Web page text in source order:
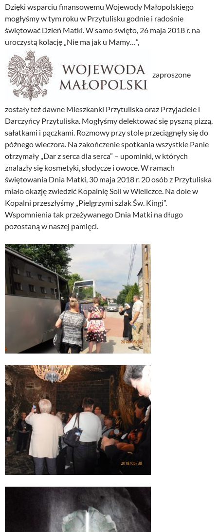
Dzięki wsparciu finansowemu Wojewody Małopolskiego
mogłyśmy w tym roku w Przytulisku godnie i radośnie
świętować Dzień Matki. W samo święto, 26 maja 2018 r. na
uroczystą kolację „Nie ma jak u Mamy…”,
zaproszone
zostały też dawne Mieszkanki Przytuliska oraz Przyjaciele i
Darczyńcy Przytuliska. Mogłyśmy delektować się pyszną pizzą,
sałatkami i pączkami. Rozmowy przy stole przeciągnęły się do
późnego wieczora. Na zakończenie spotkania wszystkie Panie
otrzymały „Dar z serca dla serca” – upominki, w których
znalazły się kosmetyki, słodycze i owoce. W ramach
świętowania Dnia Matki, 30 maja 2018 r. 20 osób z Przytuliska
miało okazję zwiedzić Kopalnię Soli w Wieliczce. Na dole w
Kopalni przeszłyśmy „Pielgrzymi szlak Św. Kingi”.
Wspomnienia tak przeżywanego Dnia Matki na długo
pozostaną w naszej pamięci.